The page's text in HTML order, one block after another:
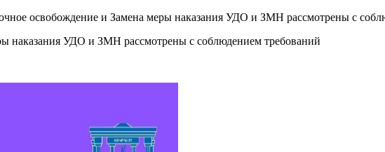
освобождение и Замена меры наказания УДО и ЗМН рассмотрены с
наказания УДО и ЗМН рассмотрены с соблюдением требований